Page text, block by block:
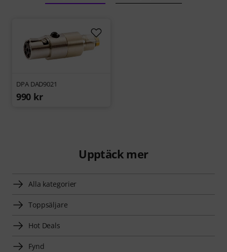
DPA DAD9021
990 kr
Upptäck mer
Alla kategorier
Toppsäljare
Hot Deals
Fynd